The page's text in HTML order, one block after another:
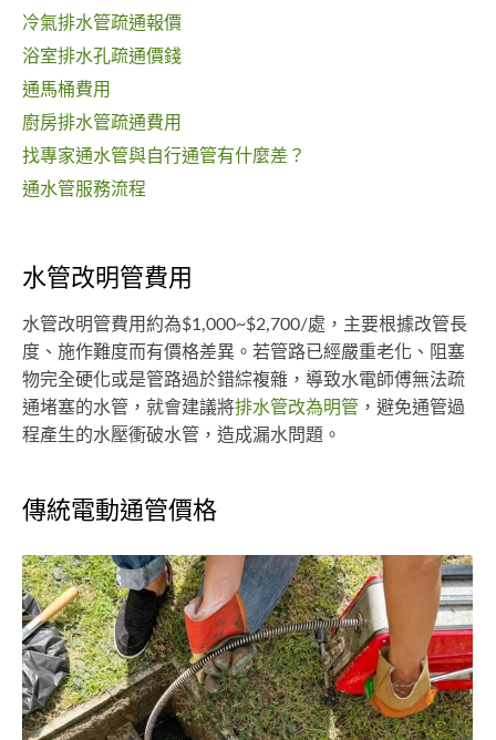
冷氣排水管疏通報價
浴室排水孔疏通價錢
通馬桶費用
廚房排水管疏通費用
找專家通水管與自行通管有什麼差？
通水管服務流程
水管改明管費用
水管改明管費用約為$1,000~$2,700/處，主要根據改管長
度、施作難度而有價格差異。若管路已經嚴重老化、阻塞
物完全硬化或是管路過於錯綜複雜，導致水電師傅無法疏
通堵塞的水管，就會建議將排水管改為明管 ，避免通管過
程產生的水壓衝破水管，造成漏水問題。
傳統電動通管價格